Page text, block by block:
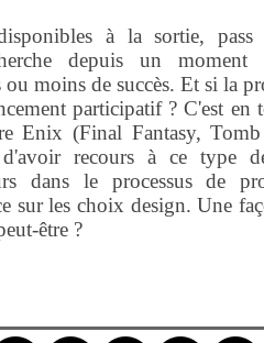
à la sortie, pass
depuis un moment
moins de succès. Et si la
participatif ? C'est en
Enix (Final Fantasy,
d'avoir recours à ce type
dans le processus de
sur les choix design. Une
être ?